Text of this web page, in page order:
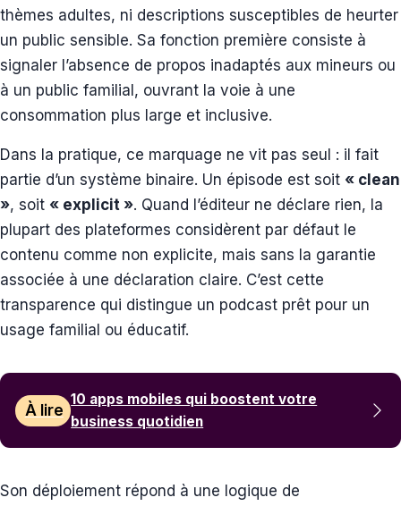
thèmes adultes, ni descriptions susceptibles de heurter
un public sensible. Sa fonction première consiste à
signaler l’absence de propos inadaptés aux mineurs ou
à un public familial, ouvrant la voie à une
consommation plus large et inclusive.
Dans la pratique, ce marquage ne vit pas seul : il fait
partie d’un système binaire. Un épisode est soit « clean
», soit « explicit ». Quand l’éditeur ne déclare rien, la
plupart des plateformes considèrent par défaut le
contenu comme non explicite, mais sans la garantie
associée à une déclaration claire. C’est cette
transparence qui distingue un podcast prêt pour un
usage familial ou éducatif.
À lire
10 apps mobiles qui boostent votre
business quotidien
Son déploiement répond à une logique de